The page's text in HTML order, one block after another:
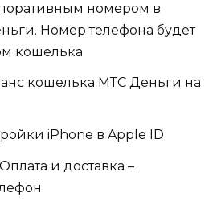
номером в
Номер телефона будет
кошелька
кошелька МТС Деньги на
iPhone в Apple ID
и доставка –